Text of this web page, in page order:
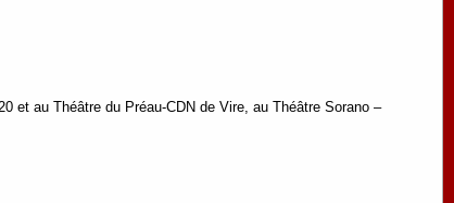
et au Théâtre du Préau-CDN de Vire, au Théâtre Sorano –